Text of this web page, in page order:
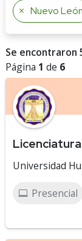
Nuevo León
Se encontraron
Página 1 de 6
Universidad
Presencial